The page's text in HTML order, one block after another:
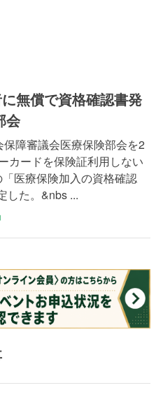
無償で資格確認書発
会
障審議会医療保険部会を2
カードを保険証利用しない
医療保険加入の資格確認
した。&nbs ...